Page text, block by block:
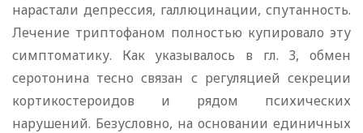
нарастали депрессия, галлюцинации, спутанность.
Лечение триптофаном полностью купировало эту
симптоматику. Как указывалось в гл. 3, обмен
серотонина тесно связан с регуляцией секреции
кортикостероидов и рядом психических
нарушений. Безусловно, на основании единичных